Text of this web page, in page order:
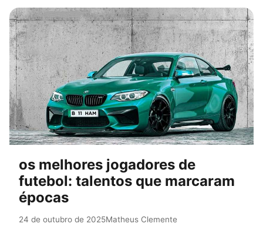
os melhores jogadores de
futebol: talentos que marcaram
épocas
24 de outubro de 2025Matheus Clemente